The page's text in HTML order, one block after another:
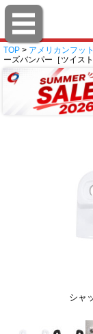
TOP > アメリカンフッ
ーズバンパー［ツイスト
シャ